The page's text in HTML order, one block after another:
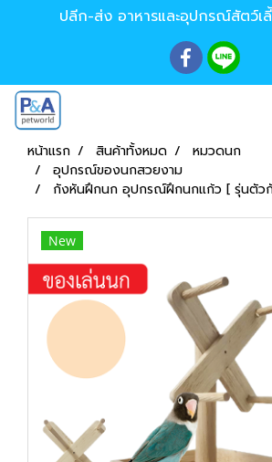
ปลีก-ส่ง อาหารและอุปกรณ์สัตว์เ
หน้าแรก สินค้าทั้งหมด
หมวดนก
อุปกรณ์ของนกสวยงาม
กังหันฝึกนก อุปกรณ์ฝึกนกแก้ว [ รุ่นตัว
New